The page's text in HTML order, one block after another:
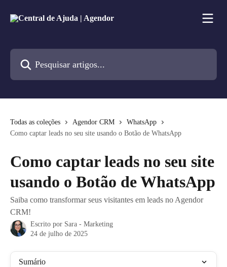
Todas as coleções Agendor CRM
WhatsApp
Como captar leads no seu site usando o Botão de WhatsApp
Como captar leads no seu site
usando o Botão de WhatsApp
Saiba como transformar seus visitantes em leads no Agendor
CRM!
Escrito por Sara - Marketing
24 de julho de 2025
Sumário